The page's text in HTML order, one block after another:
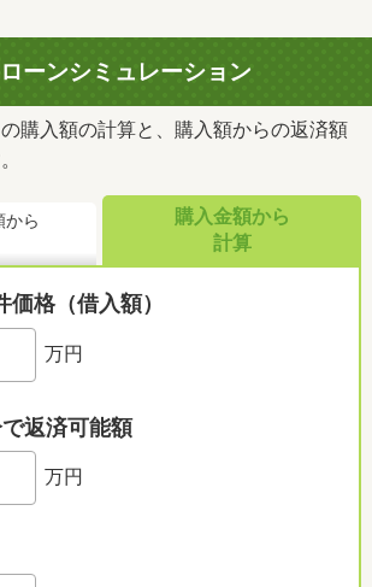
ーンシミュレーション
購入額の計算と、購入額からの返済額
から
購入金額から
計算
格（借入額）
万円
返済可能額
万円